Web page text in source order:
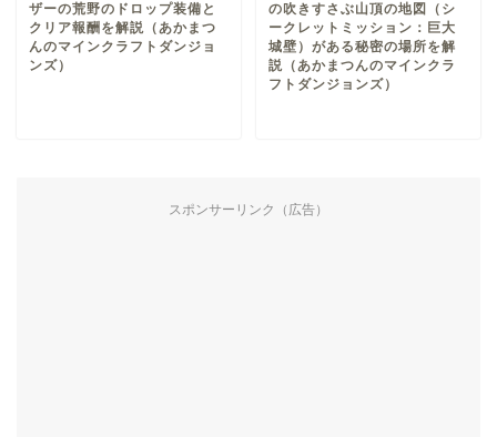
ザーの荒野のドロップ装備と
クリア報酬を解説（あかまつ
んのマインクラフトダンジョ
ンズ）
の吹きすさぶ山頂の地図（シ
ークレットミッション：巨大
城壁）がある秘密の場所を解
説（あかまつんのマインクラ
フトダンジョンズ）
スポンサーリンク（広告）